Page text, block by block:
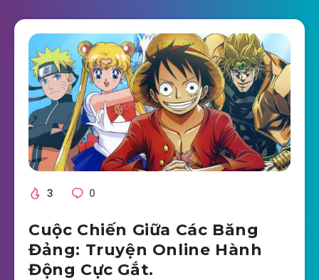
3 0
Cuộc Chiến Giữa Các Băng
Đảng: Truyện Online Hành
Động Cực Gắt.